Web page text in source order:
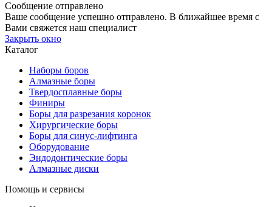
Сообщение отправлено
Ваше сообщение успешно отправлено. В ближайшее время с
Вами свяжется наш специалист
Закрыть окно
Каталог
Наборы боров
Алмазные боры
Твердосплавные боры
Финиры
Боры для разрезания коронок
Хирургические боры
Боры для синус-лифтинга
Оборудование
Эндодонтические боры
Алмазные диски
Помощь и сервисы